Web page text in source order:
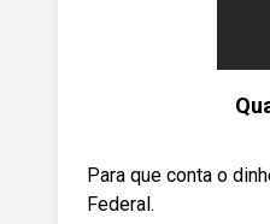
Para que conta o
Federal.